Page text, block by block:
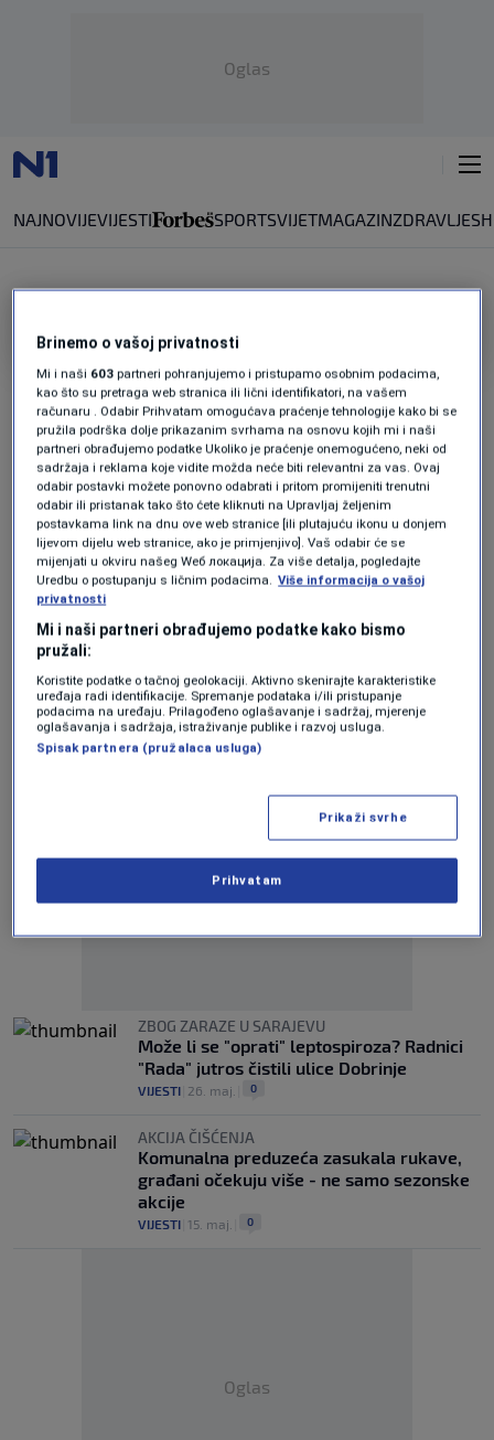
Oglas
NAJNOVIJEVIJESTI SPORTSVIJETMAGAZINZDRAVLJE
ČIŠĆENJE GRADA
NAČELNIK OPĆINE NOVI GRAD
Efendić kritikovao KJKP "Rad": Dobar dio
dana na terenu nije bilo nijedne mašine,
hitno smo angažovali privatne firme
VIJESTI|prije 0 min. | 0
SURADNJA S MUP-OM
Mogu li vlasti stati na kraj divljim
deponijama? Sarajevski 'Rad' uvodi
videonadzor na ključnim lokacijama
VIJESTI 26. aug. 0
BRITANSKI MEDIJ
gradu: U Sarajevu je opet Godina štakora
VIJESTI| 29. maj.| 0
Oglas
ZBOG ZARAZE U SARAJEVU
Može li se "oprati" leptospiroza? Radnici
"Rada" jutros čistili ulice Dobrinje
VIJESTI 26. maj. 0
AKCIJA ČIŠĆENJA
Komunalna preduzeća zasukala rukave,
građani očekuju više - ne samo sezonske
akcije
VIJESTI 15. maj. 0
Oglas
Brinemo o vašoj privatnosti
Mi i naši 603 partneri pohranjujemo i pristupamo osobnim podacima,
kao što su pretraga web stranica ili lični identifikatori, na vašem
računaru . Odabir Prihvatam omogućava praćenje tehnologije kako bi se
pružila podrška dolje prikazanim svrhama na osnovu kojih mi i naši
partneri obrađujemo podatke Ukoliko je praćenje onemogućeno, neki od
sadržaja i reklama koje vidite možda neće biti relevantni za vas. Ovaj
odabir postavki možete ponovno odabrati i pritom promijeniti trenutni
odabir ili pristanak tako što ćete kliknuti na Upravljaj željenim
postavkama link na dnu ove web stranice [ili plutajuću ikonu u donjem
lijevom dijelu web stranice, ako je primjenjivo]. Vaš odabir će se
mijenjati u okviru našeg Wеб локација. Za više detalja, pogledajte
Uredbu o postupanju s ličnim podacima. Više informacija o vašoj
privatnosti
Mi i naši partneri obrađujemo podatke kako bismo
pružali:
Koristite podatke o tačnoj geolokaciji. Aktivno skenirajte karakteristike
uređaja radi identifikacije. Spremanje podataka i/ili pristupanje
podacima na uređaju. Prilagođeno oglašavanje i sadržaj, mjerenje
oglašavanja i sadržaja, istraživanje publike i razvoj usluga.
Spisak partnera (pružalaca usluga)
Prikaži svrhe
Prihvatam